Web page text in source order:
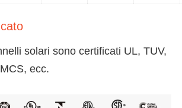
solari sono certificati UL, TUV,
ecc.